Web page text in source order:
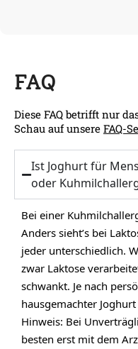
FAQ
Diese FAQ betrifft nur
Schau auf unsere FAQ-
Ist Joghurt für
oder
Bei einer
Anders sieht’s bei
jeder unterschiedlich.
zwar Laktose
schwankt. Je nach
hausgemachter
Hinweis: Bei
besten erst mit dem